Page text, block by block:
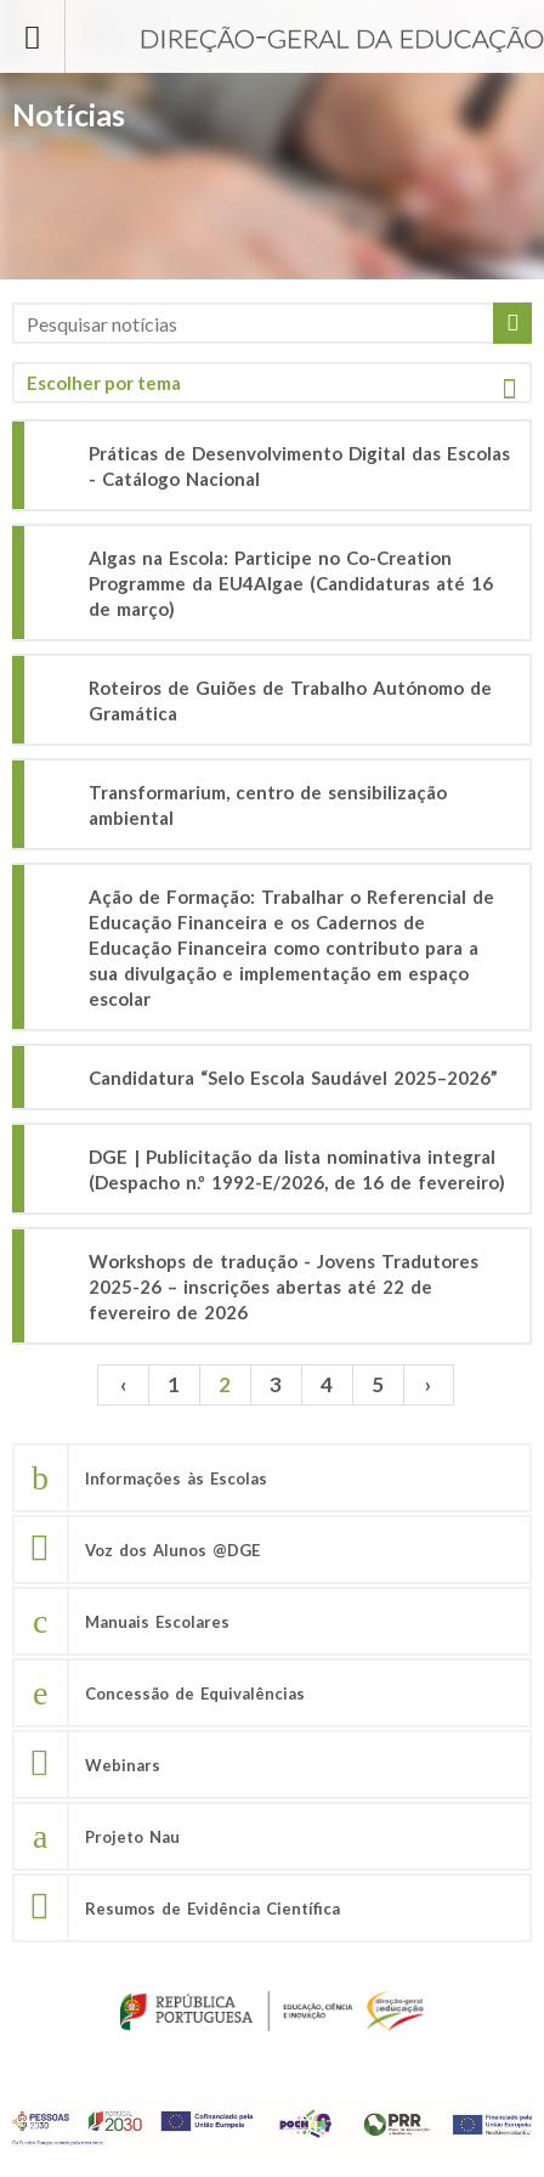
Notícias
Práticas de Desenvolvimento Digital das Escolas
- Catálogo Nacional
Algas na Escola: Participe no Co-Creation
Programme da EU4Algae (Candidaturas até 16
de março)
Roteiros de Guiões de Trabalho Autónomo de
Gramática
Transformarium, centro de sensibilização
ambiental
Ação de Formação: Trabalhar o Referencial de
Educação Financeira e os Cadernos de
Educação Financeira como contributo para a
sua divulgação e implementação em espaço
escolar
Candidatura “Selo Escola Saudável 2025–2026”
DGE | Publicitação da lista nominativa integral
(Despacho n.º 1992-E/2026, de 16 de fevereiro)
Workshops de tradução - Jovens Tradutores
2025-26 – inscrições abertas até 22 de
fevereiro de 2026
Páginas ‹ 1 2 3 4 5 ›
Informações às Escolas
Voz dos Alunos @DGE
Manuais Escolares
Concessão de Equivalências
Webinars
Projeto Nau
Resumos de Evidência Científica